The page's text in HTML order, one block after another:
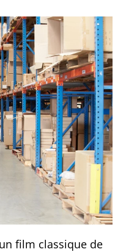
film classique de